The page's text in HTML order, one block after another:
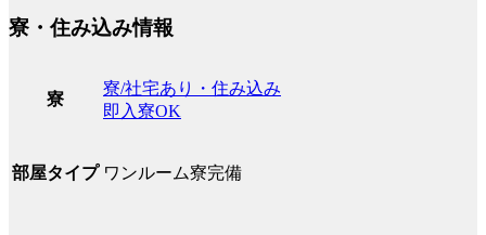
寮・住み込み情報
寮
寮/社宅あり・住み込み
即入寮OK
部屋タイプ ワンルーム寮完備